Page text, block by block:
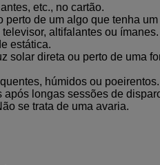
etc., no cartão.
perto de um algo que tenha
altifalantes ou
estática.
solar direta ou perto de uma
húmidos ou poeirentos.
após longas sessões de
se trata de uma avaria.